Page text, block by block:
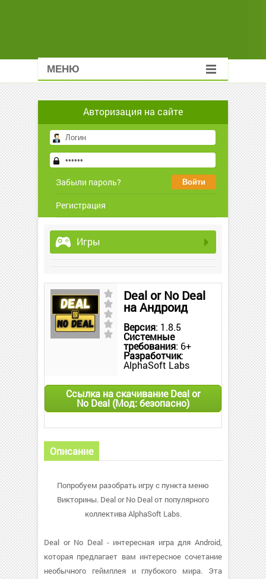
МЕНЮ
Авторизация на сайте
Забыли пароль?
Регистрация
Игры
Deal or No Deal
на Андроид
Версия: 1.8.5
Системные
требования: 6+
Разработчик:
AlphaSoft Labs
Ссылка на скачивание Deal or
No Deal (Мод: безопасно)
Описание
Попробуем разобрать игру с пункта меню
Викторины. Deal or No Deal от популярного
коллектива AlphaSoft Labs.
Deal or No Deal - интересная игра для Android,
которая предлагает вам интересное сочетание
необычного геймплея и глубокого мира. Эта